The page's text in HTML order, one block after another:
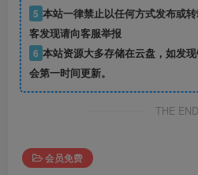
5 本站一律禁止以任何方式发布或
客发现请向客服举报
6 本站资源大多存储在云盘，如发
会第一时间更新。
THE END
会员免费